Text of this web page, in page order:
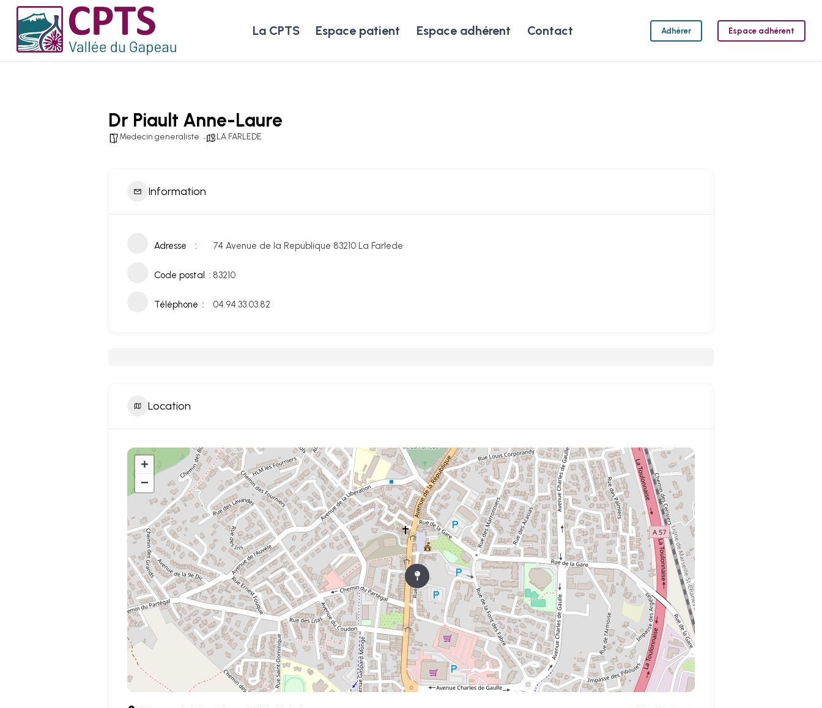
La CPTS Espace patient Espace adhérent Contact Adhérer Espace adhérent
Dr Piault Anne-Laure
Medecin generaliste LA FARLEDE
Information
Adresse 74 Avenue de la Republique 83210 La Farlede
Code postal 83210
Téléphone 04.94.33.03.82
Location
+
−